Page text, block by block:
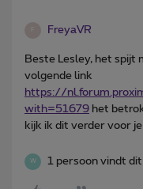
FreyaVR
Beste Lesley, het spijt
volgende link
https://nl.
with=51679 het
kijk ik dit verder voor
W 1 persoon vindt